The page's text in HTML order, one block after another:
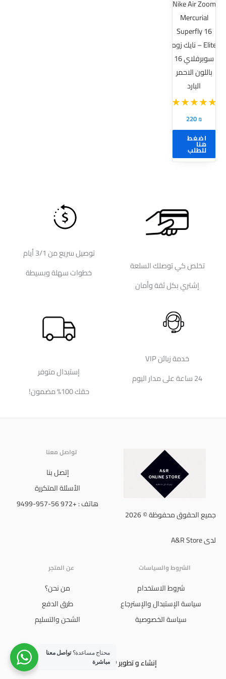
Nike Air Zoom
Mercurial
Superfly 16
Elite – نايك زوم
سوبرفلاي 16
باللون الاحمر
البارد
220₪
اضغط
هنا
للطلب
الأشكال
المختلفة
لهذا
المنتج.
يمكن
اختيار
الخيارات
على
صفحة
المنتج
تخلص كي توصلك السلعة
إشتري بكل ثقة وأمان
توصيل سريع من 3/1 أيام
خطوات سهلة وبسيطة
خدمة زبائن VIP
24 ساعة على مدار اليوم
إستبدال متوفر
حقك 100% مضمون!
جميع الحقوق محفوظة © 2026
لدى A&R Store
تواصل معنا
إتصل بنا
الأسئلة المتكررة
هاتف : +972 56-957-9499
الشروط والسياسات
شروط الاستخدام
سياسة الإستبدال والإسترجاع
سياسة الخصوصية
عن المتجر
من نحن؟
طرق الدفع
الشحن والتسليم
إنشاء و تطوير © 2024 Ali Jboor
محتاج مساعدة؟تواصل معنا
مباشرة